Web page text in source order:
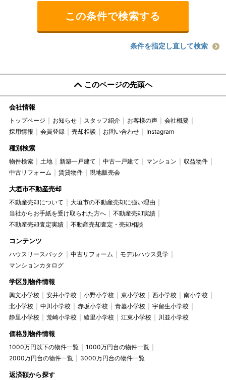
条件を指定し直して検索
このページの先頭へ
会社情報
トップページ お知らせ スタッフ紹介 お客様の声
会社概要
採用情報
会員登録 売却相談 お問い合わせ Instagram
種別検索
物件検索 土地 新築一戸建て 中古一戸建て マンション
収益物件
中古リフォーム
賃貸物件 現地販売会
大垣市不動産売却
不動産売却について
大垣市の不動産売却に強い理由
当社からお手紙を受け取られた方へ
不動産売却実績
不動産売却査定実績
不動産売却査定・売却相談
コンテンツ
ハウスリースバック 中古リフォーム
モデルハウス見学
マンションカタログ
学区別物件情報
興文小学校 安井小学校 小野小学校 東小学校 西小学校
南小学校
北小学校
中川小学校 赤坂小学校 青墓小学校
宇留生小学校
静里小学校
荒崎小学校 綾里小学校 江東小学校 川並小学校
価格別物件情報
1000万円以下の物件一覧
1000万円台の物件一覧
2000万円台の物件一覧
3000万円台の物件一覧
返済額から探す